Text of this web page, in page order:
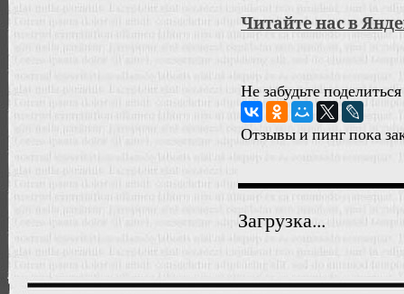
Читайте нас в
Не забудьте
Отзывы и пинг пока
Загрузка...